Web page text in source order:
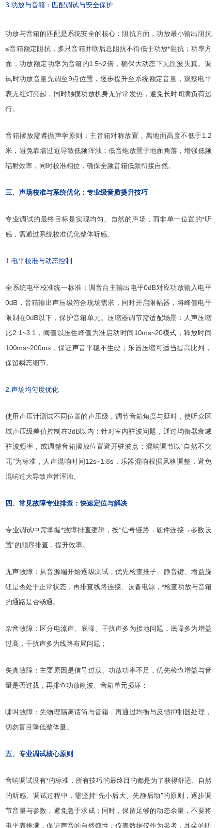
3.功放与音箱：匹配调试与安全保护
功放与音箱的匹配是系统安全的核心：阻抗方面，功放最小输出阻抗
≤音箱额定阻抗，多只音箱并联后总阻抗不得低于功放*阻抗；功率方
面，功放额定功率为音箱的1.5~2倍，确保大动态下无削波失真。调
试时功放音量先调至9点位置，逐步提升至系统额定音量，观察电平
表无红灯亮起，同时触摸功放机身无异常发热，避免长时间满负荷运
行。
音箱摆放需遵循声学原则：主音箱对称放置，离地面高度不低于1.2
米，避免靠墙过近导致低频浑浊；低音炮放置于地面角落，增强低频
辐射效率，同时校准相位，确保全频音箱低频衔接自然。
三、声场校准与系统优化：专业级音质提升技巧
专业调试的最终目标是实现均匀、自然的声场，而非单一位置的*听
感，需通过系统校准优化整体听感。
1.电平校准与动态控制
全系统电平校准统一标准：调音台主输出电平0dB对应功放输入电平
0dB，音箱输出声压级符合现场需求，同时开启限幅器，将峰值电平
限制在0dB以下，保护音箱单元。压缩器调节需适配场景：人声压缩
比2:1~3:1，阈值以压住峰值为准启动时间10ms~20模式，释放时间
100ms~200ms，保证声音平稳不生硬；乐器压缩可适当提高比列，
保留瞬态细节。
2.声场均匀度优化
使用声压计测试不同位置的声压级，调节音箱角度与延时，使听众区
域声压级差值控制在3dB以内；针对室内驻波问题，通过均衡器衰减
驻波频率，或调整音箱摆放位置避开驻波点；混响调节以“自然不突
兀”为标准，人声混响时间12s~1.8s，乐器混响根据风格调整，避免
混响过大导致声音浑浊。
四、常见故障专业排查：快速定位与解决
专业调试中需掌握*故障排查逻辑，按“信号链路→硬件连接→参数设
置”的顺序排查，提升效率。
无声故障：从音源端开始逐级测试，优先检查推子、静音键、增益旋
钮是否处于正常状态，再排查线路连接、设备电源，*检查功放与音箱
的通路是否畅通。
杂音故障：区分电流声、底噪、干扰声多为接地问题，底噪多为增益
过高，干扰声多为线路布局问题；
失真故障：主要原因是信号过载、功放功率不足，优先检查增益与音
量是否过载，再排查功放削波、音箱单元损坏；
啸叫故障：先物理隔离话筒与音箱，再通过均衡与反馈抑制器处理，
切勿盲目降低整体量。
五、专业调试核心原则
音响调试没有*的标准，所有技巧的最终目的都是为了获得舒适、自然
的听感。调试过程中，需坚持“先小后大、先静后动”的原则，逐步调
节音量与参数，避免急于求成；同时，保留足够的动态余量，不要将
电平表推满，保证声音的自然弹性；仪表数据仅作为参考，耳朵的听